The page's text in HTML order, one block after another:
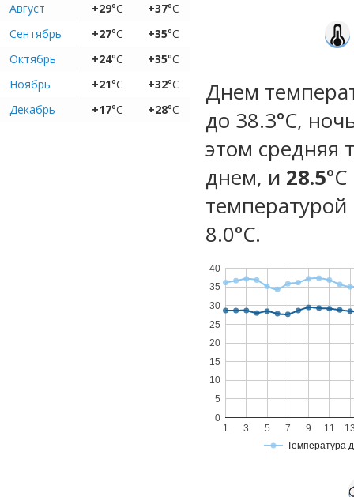
Август
+29°C +37°C
Сентябрь
+27°C +35°C
Октябрь
+24°C +35°C
Ноябрь
+21°C +32°C
Декабрь
+17°C +28°C
Днем
до 38.3°C,
этом средняя
днем, и 28.5
температурой
8.0°С.
Температура
1 3 5 7 9 11
0
5
10
15
20
25
30
35
40